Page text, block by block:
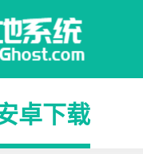
卓下载